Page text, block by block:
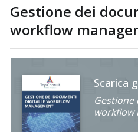
Gestione dei
workflow
Scarica
workflow